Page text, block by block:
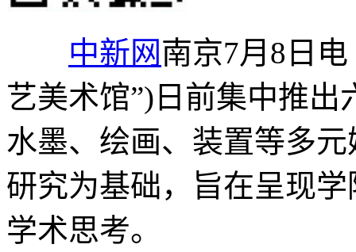
中新网南京7月8日
艺美术馆”)日前集中推
水墨、绘画、装置等多
研究为基础，旨在呈现
学术思考。